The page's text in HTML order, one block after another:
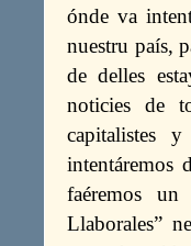
ónde va
nuestru país,
de delles
noticies de
capitalistes
intentáremos
faéremos un
Llaborales”